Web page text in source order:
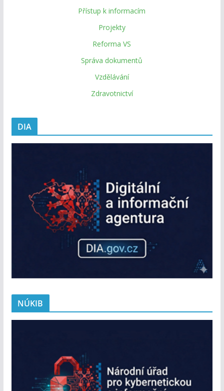
Přístup k informacím
Projekty
Reforma VS
Správa dokumentů
Vzdělávání
Zdravotnictví
DIA
NÚKIB